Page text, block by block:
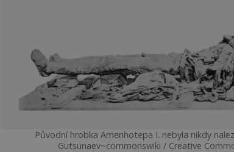
Původní hrobka Amenhotepa I. nebyla nikdy
Gutsunaev~commonswiki / Creative